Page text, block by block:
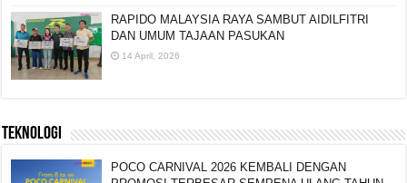
RAPIDO MALAYSIA RAYA SAMBUT AIDILFITRI
DAN UMUM TAJAAN PASUKAN
TEKNOLOGI